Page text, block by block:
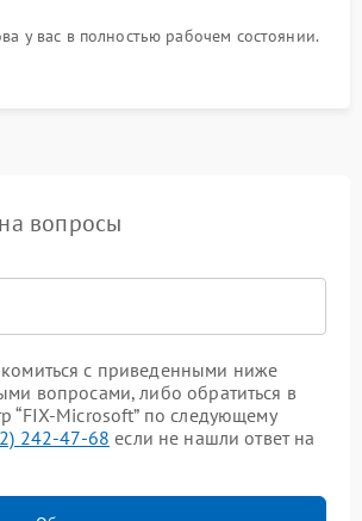
у вас в полностью рабочем состоянии.
вопросы
с приведенными ниже
вопросами, либо обратиться в
“FIX-Microsoft” по следующему
242-47-68 если не нашли ответ на